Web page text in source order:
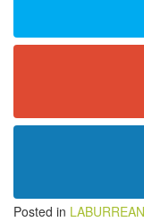
Posted in LABURREAN